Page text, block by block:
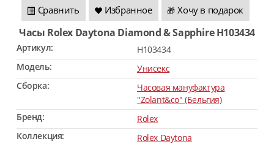
Сравнить Избранное 🎁 Хочу в подарок
Часы Rolex Daytona Diamond & Sapphire H103434
Артикул:
H103434
Модель:
Унисекс
Сборка:
Часовая мануфактура
"Zolant&co" (Бельгия)
Бренд:
Rolex
Коллекция:
Rolex Daytona